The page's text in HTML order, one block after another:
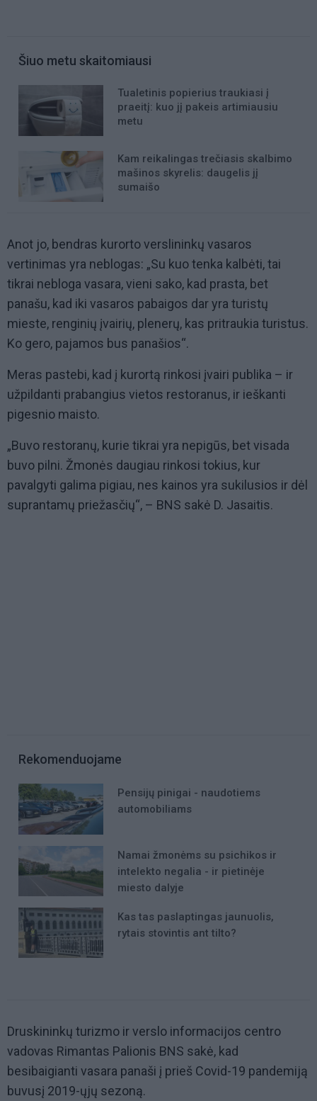
Šiuo metu skaitomiausi
Tualetinis popierius traukiasi į
praeitį: kuo jį pakeis artimiausiu
metu
Kam reikalingas trečiasis skalbimo
mašinos skyrelis: daugelis jį
sumaišo
Anot jo, bendras kurorto verslininkų vasaros
vertinimas yra neblogas: „Su kuo tenka kalbėti, tai
tikrai nebloga vasara, vieni sako, kad prasta, bet
panašu, kad iki vasaros pabaigos dar yra turistų
mieste, renginių įvairių, plenerų, kas pritraukia turistus.
Ko gero, pajamos bus panašios“.
Meras pastebi, kad į kurortą rinkosi įvairi publika – ir
užpildanti prabangius vietos restoranus, ir ieškanti
pigesnio maisto.
„Buvo restoranų, kurie tikrai yra nepigūs, bet visada
buvo pilni. Žmonės daugiau rinkosi tokius, kur
pavalgyti galima pigiau, nes kainos yra sukilusios ir dėl
suprantamų priežasčių“, – BNS sakė D. Jasaitis.
Rekomenduojame
Pensijų pinigai - naudotiems
automobiliams
Namai žmonėms su psichikos ir
intelekto negalia - ir pietinėje
miesto dalyje
Kas tas paslaptingas jaunuolis,
rytais stovintis ant tilto?
Druskininkų turizmo ir verslo informacijos centro
vadovas Rimantas Palionis BNS sakė, kad
besibaigianti vasara panaši į prieš Covid-19 pandemiją
buvusį 2019-ųjų sezoną.